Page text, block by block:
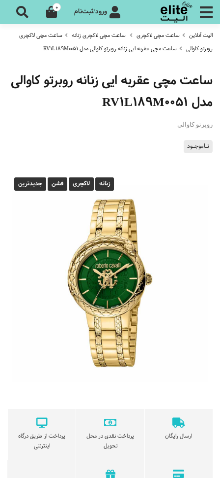
ورود/ثبت‌نام 0
الیت آنلاین ساعت مچی لاکچری ساعت مچی لاکچری زنانه
ساعت مچی لاکچری
روبرتو کاوالی
ساعت مچی عقربه ایی زنانه روبرتو کاوالی مدل RV1L189M0051
ساعت مچی عقربه ایی زنانه روبرتو کاوالی
مدل RV1L189M0051
روبرتو کاوالی
نـاموجـود
زنانه لاکچری فشن جدیدترین
ارسال رایگان
پرداخت نقدی در محل
تحویل
پرداخت از طریق درگاه
اینترنتی